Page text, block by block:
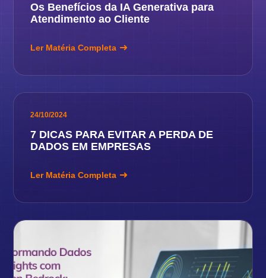
Os Benefícios da IA Generativa para
Atendimento ao Cliente
Ler Matéria Completa
24/10/2024
7 DICAS PARA EVITAR A PERDA DE
DADOS EM EMPRESAS
Ler Matéria Completa